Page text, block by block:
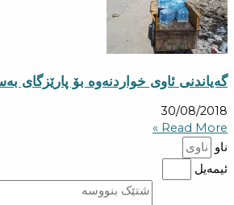
گەیاندنی ئاوی خواردنەوە بۆ پارێزگای
30/08/2018
Read More »
ناو
ئیمەیل